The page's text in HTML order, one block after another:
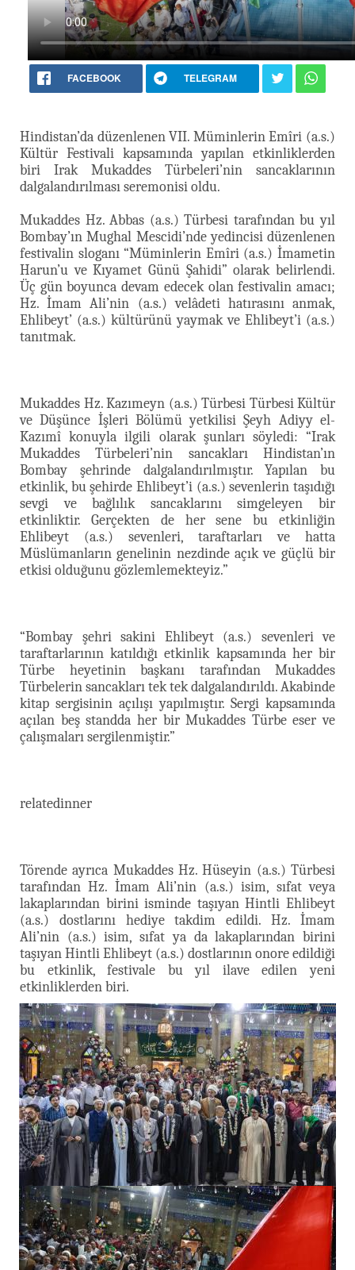
FACEBOOK TELEGRAM
Hindistan’da düzenlenen VII. Müminlerin Emîri (a.s.)
Kültür Festivali kapsamında yapılan etkinliklerden
biri Irak Mukaddes Türbeleri’nin sancaklarının
dalgalandırılması seremonisi oldu.
Mukaddes Hz. Abbas (a.s.) Türbesi tarafından bu yıl
Bombay’ın Mughal Mescidi’nde yedincisi düzenlenen
festivalin sloganı “Müminlerin Emîri (a.s.) İmametin
Harun’u ve Kıyamet Günü Şahidi” olarak belirlendi.
Üç gün boyunca devam edecek olan festivalin amacı;
Hz. İmam Ali’nin (a.s.) velâdeti hatırasını anmak,
Ehlibeyt’ (a.s.) kültürünü yaymak ve Ehlibeyt’i (a.s.)
tanıtmak.
Mukaddes Hz. Kazımeyn (a.s.) Türbesi Türbesi Kültür
ve Düşünce İşleri Bölümü yetkilisi Şeyh Adiyy el-
Kazımî konuyla ilgili olarak şunları söyledi: “Irak
Mukaddes Türbeleri’nin sancakları Hindistan’ın
Bombay şehrinde dalgalandırılmıştır. Yapılan bu
etkinlik, bu şehirde Ehlibeyt’i (a.s.) sevenlerin taşıdığı
sevgi ve bağlılık sancaklarını simgeleyen bir
etkinliktir. Gerçekten de her sene bu etkinliğin
Ehlibeyt (a.s.) sevenleri, taraftarları ve hatta
Müslümanların genelinin nezdinde açık ve güçlü bir
etkisi olduğunu gözlemlemekteyiz.”
“Bombay şehri sakini Ehlibeyt (a.s.) sevenleri ve
taraftarlarının katıldığı etkinlik kapsamında her bir
Türbe heyetinin başkanı tarafından Mukaddes
Türbelerin sancakları tek tek dalgalandırıldı. Akabinde
kitap sergisinin açılışı yapılmıştır. Sergi kapsamında
açılan beş standda her bir Mukaddes Türbe eser ve
çalışmaları sergilenmiştir.”
relatedinner
Törende ayrıca Mukaddes Hz. Hüseyin (a.s.) Türbesi
tarafından Hz. İmam Ali’nin (a.s.) isim, sıfat veya
lakaplarından birini isminde taşıyan Hintli Ehlibeyt
(a.s.) dostlarını hediye takdim edildi. Hz. İmam
Ali’nin (a.s.) isim, sıfat ya da lakaplarından birini
taşıyan Hintli Ehlibeyt (a.s.) dostlarının onore edildiği
bu etkinlik, festivale bu yıl ilave edilen yeni
etkinliklerden biri.